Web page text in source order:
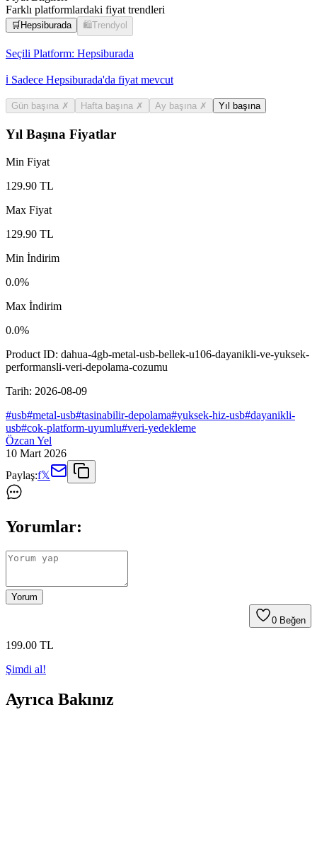
Farklı platformlardaki fiyat trendleri
🛒 Hepsiburada 🛍️Trendyol
Seçili Platform: Hepsiburada
ℹ️ Sadece Hepsiburada'da fiyat mevcut
Gün başına ✗ Hafta başına ✗ Ay başına ✗ Yıl başına
Yıl Başına Fiyatlar
Min Fiyat
129.90 TL
Max Fiyat
129.90 TL
Min İndirim
0.0%
Max İndirim
0.0%
Product ID: dahua-4gb-metal-usb-bellek-u106-dayanikli-ve-yuksek-
performansli-veri-depolama-cozumu
Tarih: 2026-08-09
#usb#metal-usb#tasinabilir-depolama#yuksek-hiz-usb#dayanikli-
usb#cok-platform-uyumlu#veri-yedekleme
Özcan Yel
10 Mart 2026
Paylaş:f𝕏
Yorumlar:
Yorum
0 Beğen
199.00 TL
Şimdi al!
Ayrıca Bakınız